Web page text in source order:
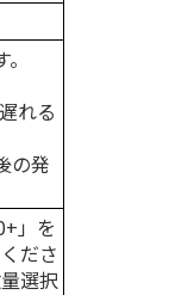
れる
の発
」を
ださ
選択